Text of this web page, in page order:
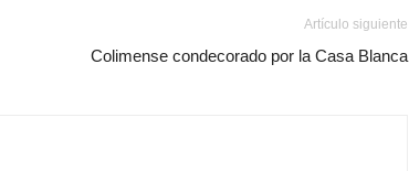
Artículo siguiente
Colimense condecorado por la Casa Blanca